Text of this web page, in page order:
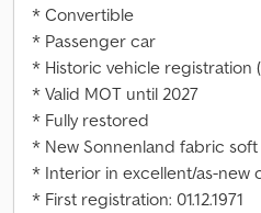
* Convertible
* Passenger car
* Historic vehicle registration
* Valid MOT until 2027
* Fully restored
* New Sonnenland fabric
* Interior in excellent/as-new
* First registration: 01.12.1971